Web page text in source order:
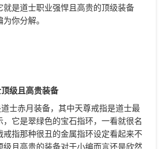
是道士职业强悍且高贵的顶级装备
你分解。
级且高贵装备
士赤月装备，其中天尊戒指是道士最
它是翠绿色的宝石指环，一看就很名
指那种很丑的金属指环设定看起来不
且高贵的装备对于小编而言还是欣然